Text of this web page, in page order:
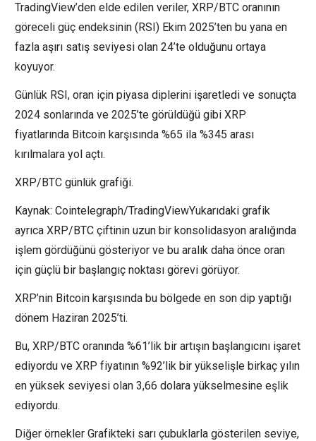
TradingView’den elde edilen veriler, XRP/BTC oranının
göreceli güç endeksinin (RSI) Ekim 2025’ten bu yana en
fazla aşırı satış seviyesi olan 24’te olduğunu ortaya
koyuyor.
Günlük RSI, oran için piyasa diplerini işaretledi ve sonuçta
2024 sonlarında ve 2025’te görüldüğü gibi XRP
fiyatlarında Bitcoin karşısında %65 ila %345 arası
kırılmalara yol açtı.
XRP/BTC günlük grafiği.
Kaynak: Cointelegraph/TradingViewYukarıdaki grafik
ayrıca XRP/BTC çiftinin uzun bir konsolidasyon aralığında
işlem gördüğünü gösteriyor ve bu aralık daha önce oran
için güçlü bir başlangıç noktası görevi görüyor.
XRP’nin Bitcoin karşısında bu bölgede en son dip yaptığı
dönem Haziran 2025’ti.
Bu, XRP/BTC oranında %61’lik bir artışın başlangıcını işaret
ediyordu ve XRP fiyatının %92’lik bir yükselişle birkaç yılın
en yüksek seviyesi olan 3,66 dolara yükselmesine eşlik
ediyordu.
Diğer örnekler Grafikteki sarı çubuklarla gösterilen seviye,